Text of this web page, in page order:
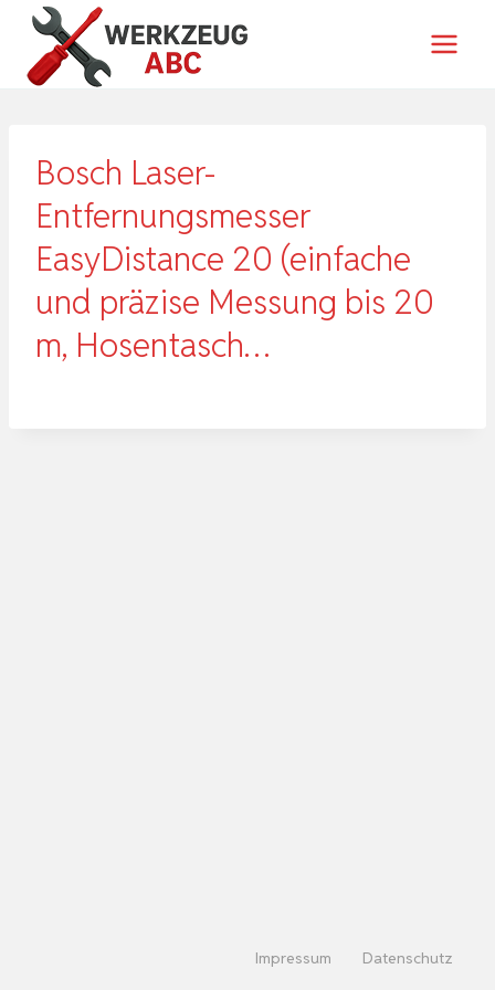
Zum
Inhalt
springen
Bosch Laser-
Entfernungsmesser
EasyDistance 20 (einfache
und präzise Messung bis 20
m, Hosentasch…
Impressum Datenschutz